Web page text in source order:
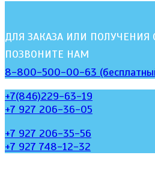
ДЛЯ ЗАКАЗА ИЛИ ПОЛУЧЕНИЯ
ПОЗВОНИТЕ НАМ
8-800-500-00-63
+7(846)229-63-19
+7 927 206-36-05
+7 927 206-35-56
+7 927 748-12-32